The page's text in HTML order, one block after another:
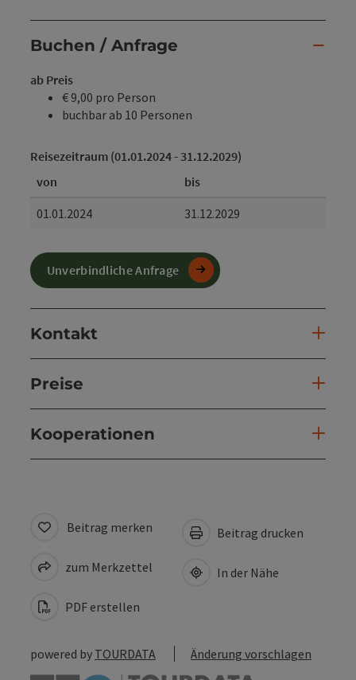
Buchen / Anfrage
ab Preis
€ 9,00 pro Person
buchbar ab 10 Personen
Reisezeitraum (01.01.2024 - 31.12.2029)
von
bis
01.01.2024
31.12.2029
Unverbindliche Anfrage
Kontakt
Preise
Kooperationen
Beitrag merken
zum Merkzettel
PDF erstellen
Beitrag drucken
In der Nähe
powered by TOURDATA Änderung vorschlagen